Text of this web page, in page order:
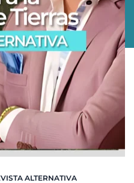
ALTERNATIVA